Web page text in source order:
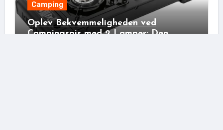
Camping
Oplev Bekvemmeligheden ved
Campingspis med 2 Lamper: Den